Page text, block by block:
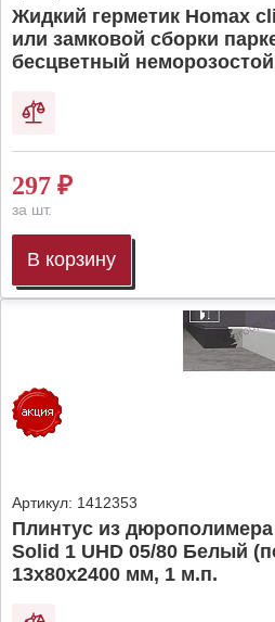
Жидкий герметик Homax
или замковой сборки
бесцветный
297 ₽
за шт.
В корзину
Артикул: 1412353
Плинтус из
Solid 1 UHD 05/80 Белый
13х80х2400 мм, 1 м.п.